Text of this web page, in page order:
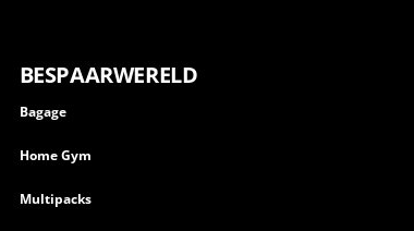
BESPAARWERELD
Bagage
Home Gym
Multipacks